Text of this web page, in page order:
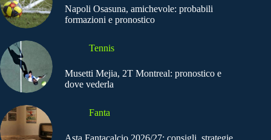
Napoli Osasuna, amichevole: probabili
formazioni e pronostico
Tennis
Musetti Mejia, 2T Montreal: pronostico e
dove vederla
Fanta